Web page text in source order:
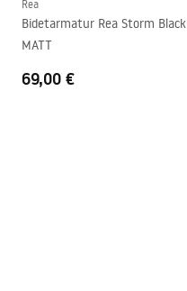
Rea
Bidetarmatur Rea Storm Black
MATT
69,00 €